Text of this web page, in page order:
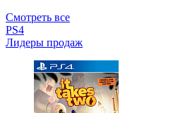
Смотреть все
PS4
Лидеры продаж